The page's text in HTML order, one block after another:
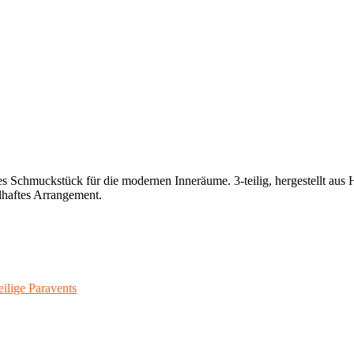
für die modernen Inneräume. 3-teilig, hergestellt aus
Arrangement.
Paravents